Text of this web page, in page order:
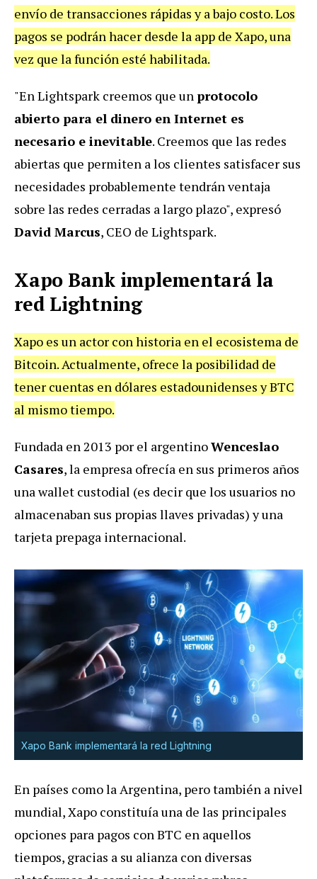
envío de transacciones rápidas y a bajo costo. Los
pagos se podrán hacer desde la app de Xapo, una
vez que la función esté habilitada.
"En Lightspark creemos que unprotocolo
abierto para el dinero en Internet es
necesario e inevitable. Creemos que las redes
abiertas que permiten a los clientes satisfacer sus
necesidades probablemente tendrán ventaja
sobre las redes cerradas a largo plazo", expresó
David Marcus, CEO de Lightspark.
Xapo Bank implementará la
red Lightning
Xapo es un actor con historia en el ecosistema de
Bitcoin. Actualmente, ofrece la posibilidad de
tener cuentas en dólares estadounidenses y BTC
al mismo tiempo.
Fundada en 2013 por el argentinoWenceslao
Casares, la empresa ofrecía en sus primeros años
una wallet custodial (es decir que los usuarios no
almacenaban sus propias llaves privadas) y una
tarjeta prepaga internacional.
Xapo Bank implementará la red Lightning
En países como la Argentina, pero también a nivel
mundial, Xapo constituía una de las principales
opciones para pagos con BTC en aquellos
tiempos, gracias a su alianza con diversas